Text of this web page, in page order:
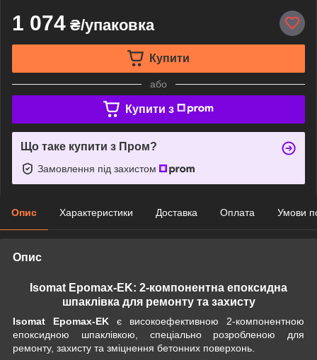
1 074 ₴/упаковка
Купити
або
Купити з
Що таке купити з Пром?
Замовлення під захистом
Опис Характеристики Доставка Оплата Умови
Опис
Isomat Epomax-EK: 2-компонентна епоксидна
шпаклівка для ремонту та захисту
Isomat Epomax-EK є високоефективною 2-компонентною
епоксидною шпаклівкою, спеціально розробленою для
ремонту, захисту та зміцнення бетонних поверхонь.